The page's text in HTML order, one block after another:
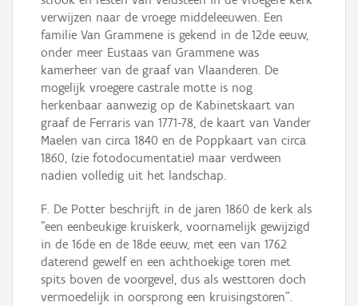
verwijzen naar de vroege middeleeuwen. Een
familie Van Grammene is gekend in de 12de eeuw,
onder meer Eustaas van Grammene was
kamerheer van de graaf van Vlaanderen. De
mogelijk vroegere castrale motte is nog
herkenbaar aanwezig op de Kabinetskaart van
graaf de Ferraris van 1771-78, de kaart van Vander
Maelen van circa 1840 en de Poppkaart van circa
1860, (zie fotodocumentatie) maar verdween
nadien volledig uit het landschap.
F. De Potter beschrijft in de jaren 1860 de kerk als
"een eenbeukige kruiskerk, voornamelijk gewijzigd
in de 16de en de 18de eeuw, met een van 1762
daterend gewelf en een achthoekige toren met
spits boven de voorgevel, dus als westtoren doch
vermoedelijk in oorsprong een kruisingstoren".